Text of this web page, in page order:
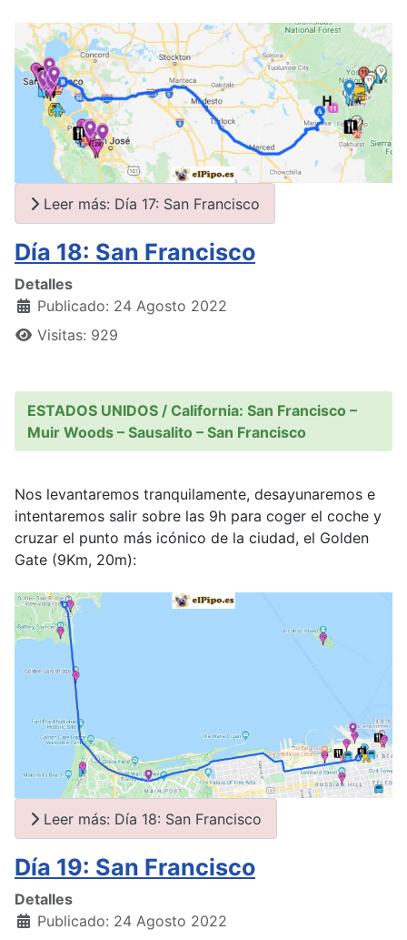
Leer más: Día 17: San Francisco
Día 18: San Francisco
Detalles
Publicado: 24 Agosto 2022
Visitas: 929
ESTADOS UNIDOS / California: San Francisco –
Muir Woods – Sausalito – San Francisco
Nos levantaremos tranquilamente, desayunaremos e
intentaremos salir sobre las 9h para coger el coche y
cruzar el punto más icónico de la ciudad, el Golden
Gate (9Km, 20m):
Leer más: Día 18: San Francisco
Día 19: San Francisco
Detalles
Publicado: 24 Agosto 2022